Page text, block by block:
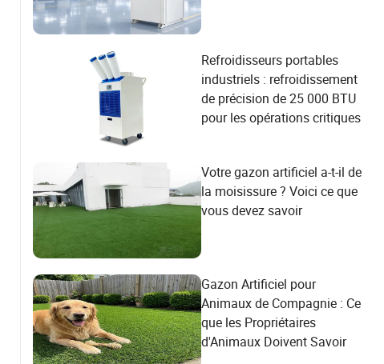
Refroidisseurs portables
industriels : refroidissement
de précision de 25 000 BTU
pour les opérations critiques
Votre gazon artificiel a-t-il de
la moisissure ? Voici ce que
vous devez savoir
Gazon Artificiel pour
Animaux de Compagnie : Ce
que les Propriétaires
d'Animaux Doivent Savoir